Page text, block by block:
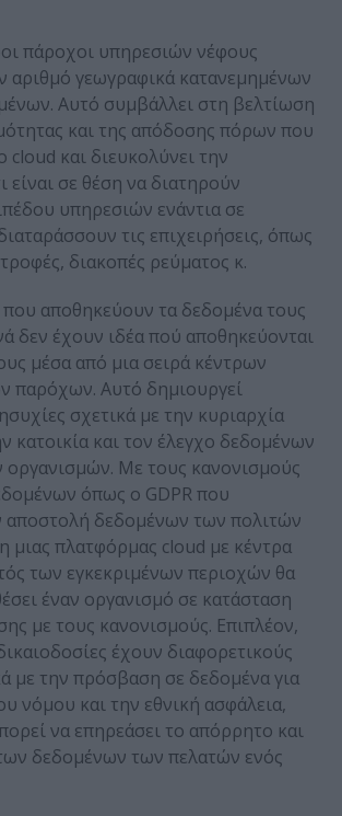
πάροχοι υπηρεσιών νέφους
αριθμό γεωγραφικά κατανεμημένων
Αυτό συμβάλλει στη βελτίωση
και της απόδοσης πόρων που
cloud και διευκολύνει την
είναι σε θέση να διατηρούν
υπηρεσιών ενάντια σε
τις επιχειρήσεις, όπως
διακοπές ρεύματος κ.
που αποθηκεύουν τα δεδομένα τους
δεν έχουν ιδέα πού αποθηκεύονται
μέσα από μια σειρά κέντρων
παρόχων. Αυτό δημιουργεί
σχετικά με την κυριαρχία
κατοικία και τον έλεγχο δεδομένων
οργανισμών. Με τους κανονισμούς
όπως ο GDPR που
αποστολή δεδομένων των πολιτών
μιας πλατφόρμας cloud με κέντρα
των εγκεκριμένων περιοχών θα
έναν οργανισμό σε κατάσταση
με τους κανονισμούς. Επιπλέον,
έχουν διαφορετικούς
με την πρόσβαση σε δεδομένα για
νόμου και την εθνική ασφάλεια,
να επηρεάσει το απόρρητο και
δεδομένων των πελατών ενός